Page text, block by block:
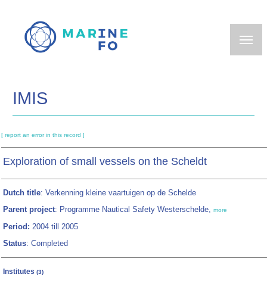
main
IMIS
[ report an error in this record ]
Exploration of small vessels on the Scheldt
Dutch title: Verkenning kleine vaartuigen op de Schelde
Parent project: Programme Nautical Safety Westerschelde, more
Period: 2004 till 2005
Status: Completed
Institutes (3)